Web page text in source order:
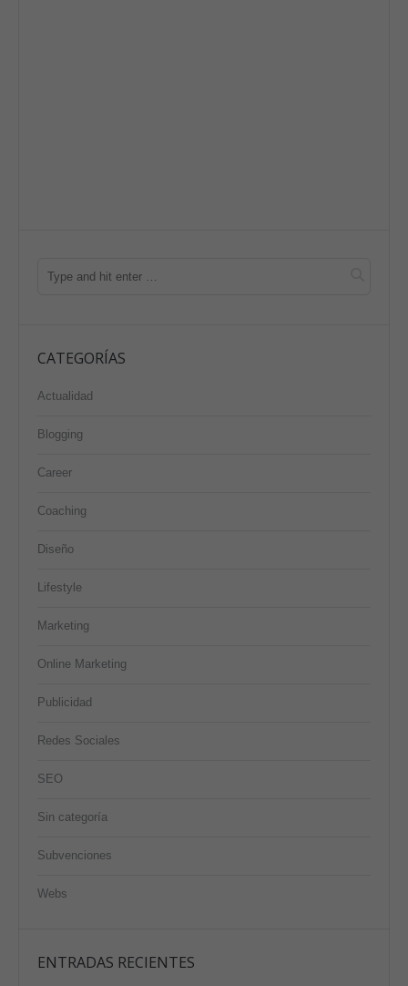
CATEGORÍAS
Actualidad
Blogging
Career
Coaching
Diseño
Lifestyle
Marketing
Online Marketing
Publicidad
Redes Sociales
SEO
Sin categoría
Subvenciones
Webs
ENTRADAS RECIENTES